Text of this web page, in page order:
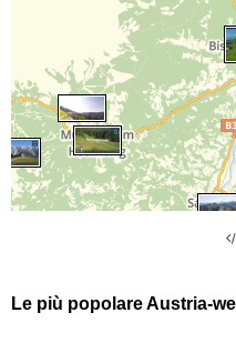
Le più popolare Austria-